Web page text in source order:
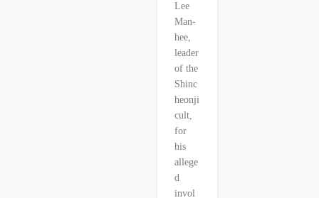
Lee
Man-
hee,
leader
of the
Shinc
heonji
cult,
for
his
allege
d
invol